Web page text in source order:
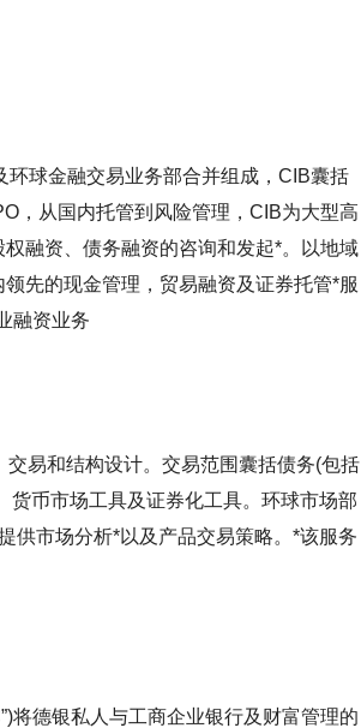
球金融交易业务部合并组成，CIB囊括
，从国内托管到风险管理，CIB为大型高
融资、债务融资的咨询和发起*。以地域
先的现金管理，贸易融资及证券托管*服
融资业务
易和结构设计。交易范围囊括债务(包括
币市场工具及证券化工具。环球市场部
供市场分析*以及产品交易策略。*该服务
德银私人与工商企业银行及财富管理的